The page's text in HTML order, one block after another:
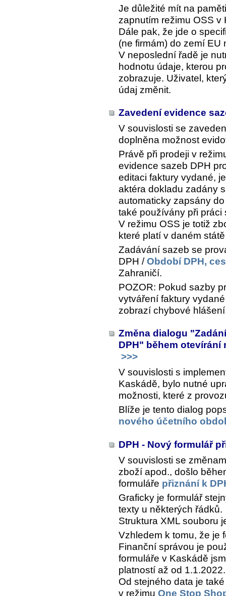
Je důležité mít na
zapnutím režimu OSS v
Dále pak, že jde o
(ne firmám) do zemí EU
V neposlední řadě je
hodnotu údaje, kterou
zobrazuje. Uživatel,
údaj změnit.
Zavedení evidence
V souvislosti se
doplněna možnost
Právě při prodeji v
evidence sazeb DPH
editaci faktury vydané,
aktéra dokladu zadány
automaticky zapsány
také používány při práci
V režimu OSS je totiž
které platí v daném
Zadávání sazeb se
DPH /Období DPH,
Zahraničí.
POZOR: Pokud sazby
vytváření faktury
zobrazí chybové
Změna dialogu
DPH" během
>>>
V souvislosti s
Kaskádě, bylo nutné
možnosti, které z
Blíže je tento dialog
nového účetního
DPH - Nový formulář
V souvislosti se
zboží apod., došlo
formuláře přiznání k
Graficky je formulář
texty u některých řádků.
Struktura XML souboru
Vzhledem k tomu, že je
Finanční správou je
formuláře v Kaskádě
platností až od 1.1.2022.
Od stejného data je
v režimu One Stop